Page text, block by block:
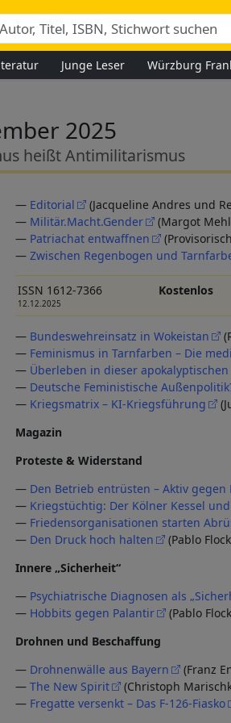
Junge Leser Würzburg
2025
heißt Antimilitarismus
— Editorial
(Jacqueline Andres und
— Militär.Macht.Gender
(Margot
— Patriachat entwaffnen
— Zwischen Regenbogen und
ISSN 1612-7366
12.12.2025
Kostenlos
— Bundeswehreinsatz in Wokeistan
— Feminismus in Tarnfarben – Die
— Überleben in dieser apokalyptischen
— Deutsche Feministische
— Kriegsmatrix – KI-Kriegsführung
Magazin
Proteste & Widerstand
— Den Betrieb entrüsten – Aktiv
— Kriegstüchtig: Der Kölner Kessel
— Friedensorganisationen starten
— Den Druck hoch halten
(Pablo
Innere „Sicherheit“
— Psychiatrische Diagnosen als
— Hobbits gegen Palantir
(Pablo
Drohnen und Beschaffung
— Drohnenwälle aus Bayern
(Franz
— The New Spirit
(Christoph
— Fregatte versenkt – Das F-126-Fiasko